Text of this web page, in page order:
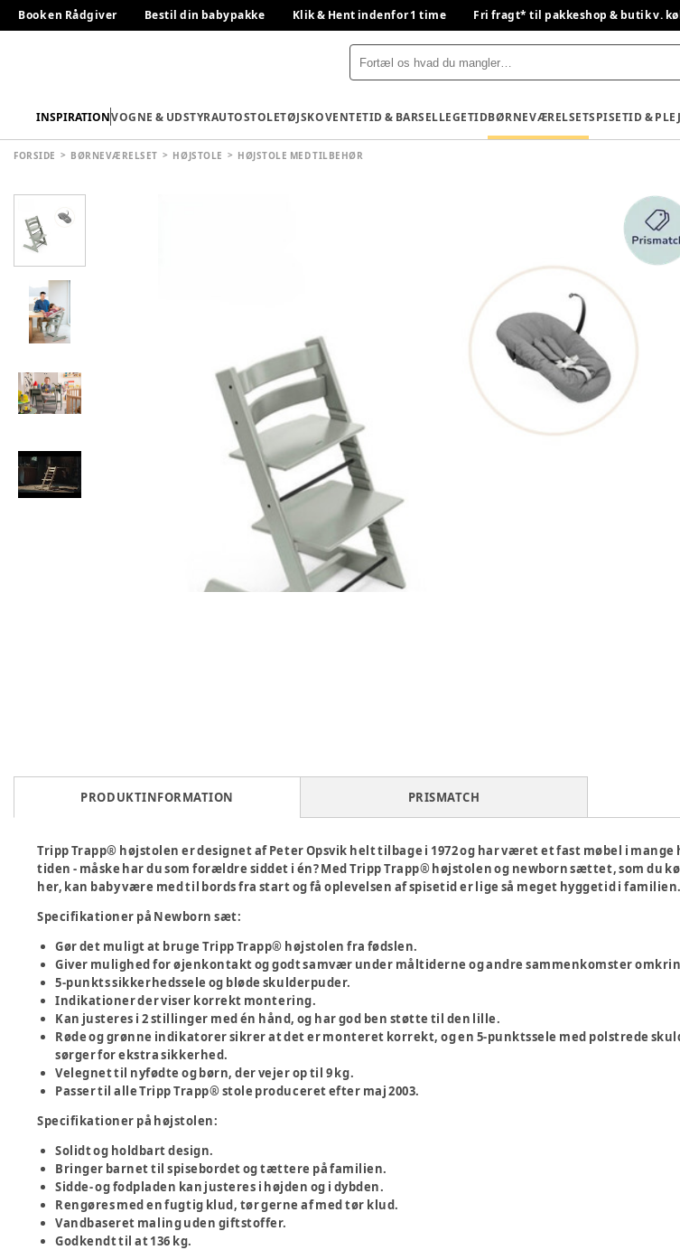
Book en Rådgiver Bestil din babypakke Klik & Hent indenfor 1 time Fri fragt* til pakkeshop & butik v.
INSPIRATIONVOGNE & UDSTYRAUTOSTOLETØJSKOVENTETID & BARSELLEGETIDBØRNEVÆRELSETSPISETID &
FORSIDE BØRNEVÆRELSET HØJSTOLE HØJSTOLE MED TILBEHØR
PRODUKTINFORMATION PRISMATCH
Tripp Trapp® højstolen er designet af Peter Opsvik helt tilbage i 1972 og har været et fast møbel i
tiden - måske har du som forældre siddet i én? Med Tripp Trapp® højstolen og newborn sættet, som du
her, kan baby være med til bords fra start og få oplevelsen af spisetid er lige så meget hyggetid i familien.
Specifikationer på Newborn sæt:
Gør det muligt at bruge Tripp Trapp® højstolen fra fødslen.
Giver mulighed for øjenkontakt og godt samvær under måltiderne og andre sammenkomster
5-punkts sikkerhedssele og bløde skulderpuder.
Indikationer der viser korrekt montering.
Kan justeres i 2 stillinger med én hånd, og har god ben støtte til den lille.
Røde og grønne indikatorer sikrer at det er monteret korrekt, og en 5-punktssele med polstrede
sørger for ekstra sikkerhed.
Velegnet til nyfødte og børn, der vejer op til 9 kg.
Passer til alle Tripp Trapp® stole produceret efter maj 2003.
Specifikationer på højstolen:
Solidt og holdbart design.
Bringer barnet til spisebordet og tættere på familien.
Sidde- og fodpladen kan justeres i højden og i dybden.
Rengøres med en fugtig klud, tør gerne af med tør klud.
Vandbaseret maling uden giftstoffer.
Godkendt til at 136 kg.